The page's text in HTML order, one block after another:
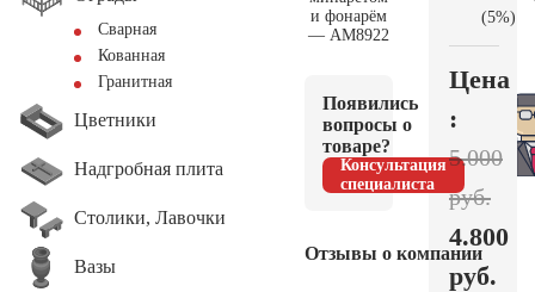
Сварная
Кованная
Гранитная
Цветники
Надгробная плита
Столики, Лавочки
Вазы
Появились
вопросы о
товаре?
Консультация
специалиста
Отзывы о компании
(5%)
Цена
:
5.000
руб.
4.800
руб.